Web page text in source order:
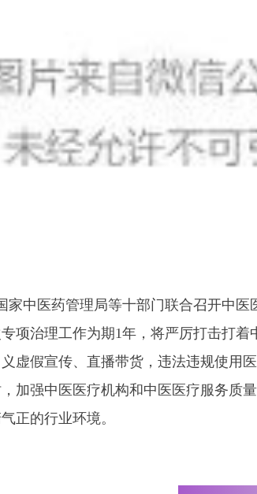
家中医药管理局等十部门联合召开中医
项治理工作为期1年，将严厉打击打着
虚假宣传、直播带货，违法违规使用
加强中医医疗机构和中医医疗服务质
正的行业环境。